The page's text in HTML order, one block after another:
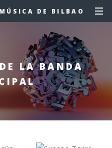
DE BILBAO
LA BANDA